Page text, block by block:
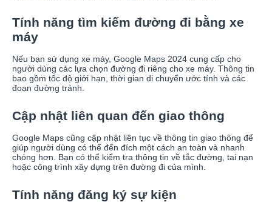
Tính năng tìm kiếm đường đi bằng xe
máy
Nếu bạn sử dụng xe máy, Google Maps 2024 cung cấp cho
người dùng các lựa chọn đường đi riêng cho xe máy. Thông tin
bao gồm tốc độ giới hạn, thời gian di chuyển ước tính và các
đoạn đường tránh.
Cập nhật liên quan đến giao thông
Google Maps cũng cập nhật liên tục về thông tin giao thông để
giúp người dùng có thể đến đích một cách an toàn và nhanh
chóng hơn. Bạn có thể kiểm tra thông tin về tắc đường, tai nạn
hoặc công trình xây dựng trên đường đi của mình.
Tính năng đăng ký sự kiện